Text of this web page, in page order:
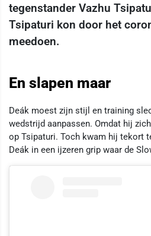
tegenstander Vazhu
Tsipaturi kon door het
meedoen.
En slapen maar
Deák moest zijn stijl en training
wedstrijd aanpassen. Omdat hij
op Tsipaturi. Toch kwam hij tekort
Deák in een ijzeren grip waar de